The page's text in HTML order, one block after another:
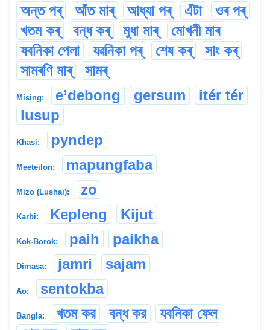
অন্ত পৰ্
আঁত মাৰ্ আধ্যা পৰ্ এঁটা
ওৰ পৰ্
খতম কৰ্
বন্ধ কৰ্ মুধা মাৰ্
মোখনী মাৰ
যবনিকা পেলা
যৱনিকা পৰ্ শেষ কৰ্
সাং কৰ্
সামৰণি মাৰ্
সামৰ্
Mising: e’debong gersum
itér tér
lusup
Khasi: pyndep
Meeteilon: mapungfaba
Mizo (Lushai): zo
Karbi: Kepleng Kijut
Kok-Borok: paih paikha
Dimasa: jamri sajam
Ao: sentokba
Bangla: খতম কর বন্ধ কর
যবনিকা ফেল